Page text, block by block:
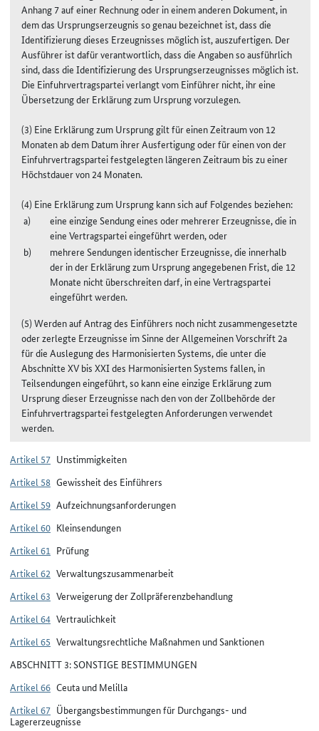
Anhang 7 auf einer Rechnung oder in einem anderen Dokument, in
dem das Ursprungserzeugnis so genau bezeichnet ist, dass die
Identifizierung dieses Erzeugnisses möglich ist, auszufertigen. Der
Ausführer ist dafür verantwortlich, dass die Angaben so ausführlich
sind, dass die Identifizierung des Ursprungserzeugnisses möglich ist.
Die Einfuhrvertragspartei verlangt vom Einführer nicht, ihr eine
Übersetzung der Erklärung zum Ursprung vorzulegen.
(3) Eine Erklärung zum Ursprung gilt für einen Zeitraum von 12
Monaten ab dem Datum ihrer Ausfertigung oder für einen von der
Einfuhrvertragspartei festgelegten längeren Zeitraum bis zu einer
Höchstdauer von 24 Monaten.
(4) Eine Erklärung zum Ursprung kann sich auf Folgendes beziehen:
eine einzige Sendung eines oder mehrerer Erzeugnisse, die in
eine Vertragspartei eingeführt werden, oder
mehrere Sendungen identischer Erzeugnisse, die innerhalb
der in der Erklärung zum Ursprung angegebenen Frist, die 12
Monate nicht überschreiten darf, in eine Vertragspartei
eingeführt werden.
(5) Werden auf Antrag des Einführers noch nicht zusammengesetzte
oder zerlegte Erzeugnisse im Sinne der Allgemeinen Vorschrift 2a
für die Auslegung des Harmonisierten Systems, die unter die
Abschnitte XV bis XXI des Harmonisierten Systems fallen, in
Teilsendungen eingeführt, so kann eine einzige Erklärung zum
Ursprung dieser Erzeugnisse nach den von der Zollbehörde der
Einfuhrvertragspartei festgelegten Anforderungen verwendet
werden.
Artikel 57 Unstimmigkeiten
Artikel 58 Gewissheit des Einführers
Artikel 59 Aufzeichnungsanforderungen
Artikel 60 Kleinsendungen
Artikel 61 Prüfung
Artikel 62 Verwaltungszusammenarbeit
Artikel 63 Verweigerung der Zollpräferenzbehandlung
Artikel 64 Vertraulichkeit
Artikel 65 Verwaltungsrechtliche Maßnahmen und Sanktionen
ABSCHNITT 3: SONSTIGE BESTIMMUNGEN
Artikel 66 Ceuta und Melilla
Artikel 67 Übergangsbestimmungen für Durchgangs- und
Lagererzeugnisse